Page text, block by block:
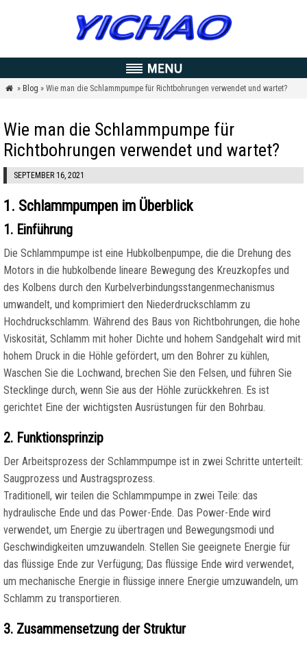
 » Blog » Wie man die Schlammpumpe für Richtbohrungen verwendet und wartet?
Wie man die Schlammpumpe für
Richtbohrungen verwendet und wartet?
SEPTEMBER 16, 2021
1. Schlammpumpen im Überblick
1. Einführung
Die Schlammpumpe ist eine Hubkolbenpumpe, die die Drehung des
Motors in die hubkolbende lineare Bewegung des Kreuzkopfes und
des Kolbens durch den Kurbelverbindungsstangenmechanismus
umwandelt, und komprimiert den Niederdruckschlamm zu
Hochdruckschlamm. Während des Baus von Richtbohrungen, die hohe
Viskosität, Schlamm mit hoher Dichte und hohem Sandgehalt wird mit
hohem Druck in die Höhle gefördert, um den Bohrer zu kühlen,
Waschen Sie die Lochwand, brechen Sie den Felsen, und führen Sie
Stecklinge durch, wenn Sie aus der Höhle zurückkehren. Es ist
gerichtet Eine der wichtigsten Ausrüstungen für den Bohrbau.
2. Funktionsprinzip
Der Arbeitsprozess der Schlammpumpe ist in zwei Schritte unterteilt:
Saugprozess und Austragsprozess.
Traditionell, wir teilen die Schlammpumpe in zwei Teile: das
hydraulische Ende und das Power-Ende. Das Power-Ende wird
verwendet, um Energie zu übertragen und Bewegungsmodi und
Geschwindigkeiten umzuwandeln. Stellen Sie geeignete Energie für
das flüssige Ende zur Verfügung; Das flüssige Ende wird verwendet,
um mechanische Energie in flüssige innere Energie umzuwandeln, um
Schlamm zu transportieren.
3. Zusammensetzung der Struktur